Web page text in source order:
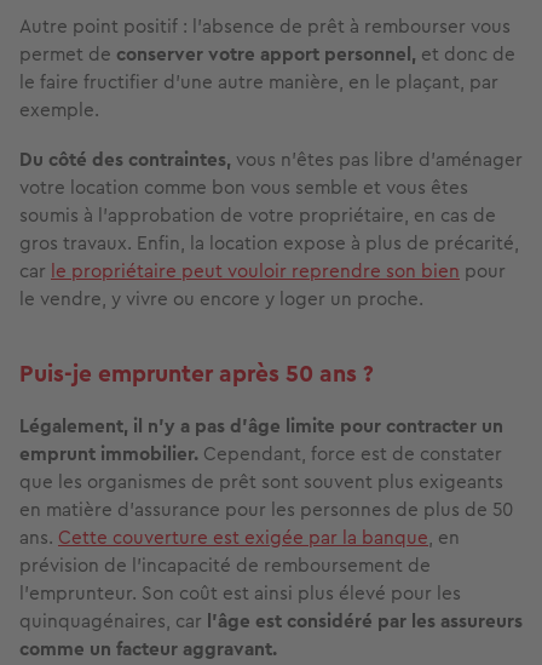
Autre point positif : l’absence de prêt à rembourser vous
permet de conserver votre apport personnel, et donc de
le faire fructifier d’une autre manière, en le plaçant, par
exemple.
Du côté des contraintes, vous n’êtes pas libre d’aménager
votre location comme bon vous semble et vous êtes
soumis à l’approbation de votre propriétaire, en cas de
gros travaux. Enfin, la location expose à plus de précarité,
car le propriétaire peut vouloir reprendre son bien pour
le vendre, y vivre ou encore y loger un proche.
Puis-je emprunter après 50 ans ?
Légalement, il n’y a pas d’âge limite pour contracter un
emprunt immobilier. Cependant, force est de constater
que les organismes de prêt sont souvent plus exigeants
en matière d'assurance pour les personnes de plus de 50
ans. Cette couverture est exigée par la banque, en
prévision de l’incapacité de remboursement de
l’emprunteur. Son coût est ainsi plus élevé pour les
quinquagénaires, car l’âge est considéré par les assureurs
comme un facteur aggravant.